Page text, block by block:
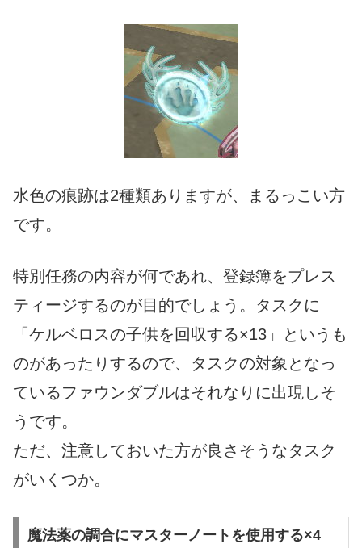
水色の痕跡は2種類ありますが、まるっこい方
です。
特別任務の内容が何であれ、登録簿をプレス
ティージするのが目的でしょう。タスクに
「ケルベロスの子供を回収する×13」というも
のがあったりするので、タスクの対象となっ
ているファウンダブルはそれなりに出現しそ
うです。
ただ、注意しておいた方が良さそうなタスク
がいくつか。
魔法薬の調合にマスターノートを使用する×4